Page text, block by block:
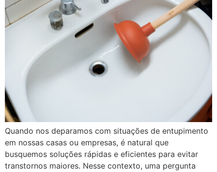
Quando nos deparamos com situações de entupimento
em nossas casas ou empresas, é natural que
busquemos soluções rápidas e eficientes para evitar
transtornos maiores. Nesse contexto, uma pergunta